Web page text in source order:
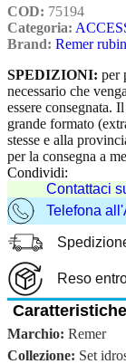
COD: 75194
Categoria:
Brand: Remer
SPEDIZIONI: per
necessario che
essere consegnata.
grande formato
stesse e alla
per la consegna a
Condividi:
Contattaci
Telefona
Reso
Caratteristiche
Marchio: Remer
Collezione: Set